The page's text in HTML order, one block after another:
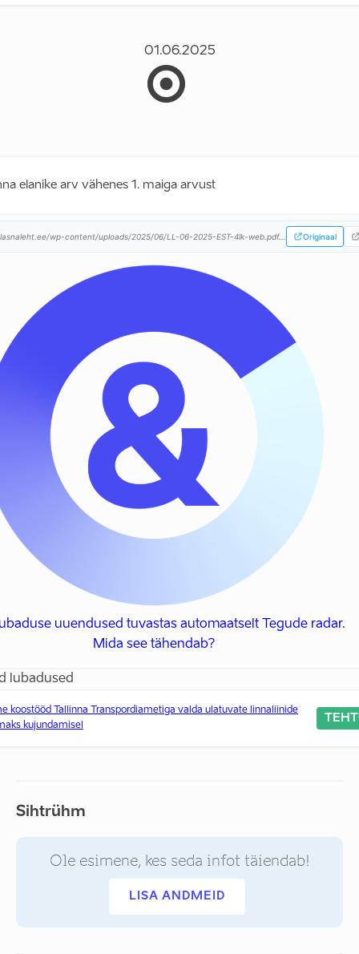
01.06.2025
elanike arv vähenes 1. maiga arvust
lasnaleht.ee/wp-content/uploads/2025/06/LL-06-2025-EST-4lk-web.pdf... Originaal
uuendused tuvastas automaatselt Tegude radar.
Mida see tähendab?
lubadused
koostööd Tallinna Transpordiametiga valda ulatuvate linnaliinide
kujundamisel
Sihtrühm
Ole esimene, kes seda infot täiendab!
LISA ANDMEID